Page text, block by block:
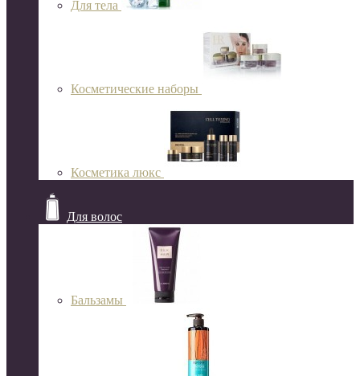
Для тела
Косметические наборы
Косметика люкс
Для волос
Бальзамы